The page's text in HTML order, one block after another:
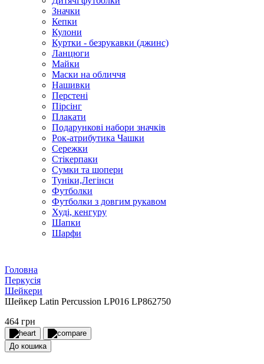
Значки
Кепки
Кулони
Куртки - безрукавки (джинс)
Ланцюги
Майки
Маски на обличчя
Нашивки
Перстені
Пірсінг
Плакати
Подарункові набори значків
Рок-атрибутика Чашки
Сережки
Стікерпаки
Сумки та шопери
Туніки,Легінси
Футболки
Футболки з довгим рукавом
Худі, кенгуру
Шапки
Шарфи
Головна
Перкусія
Шейкери
Шейкер Latin Percussion LP016 LP862750
464 грн
До кошика